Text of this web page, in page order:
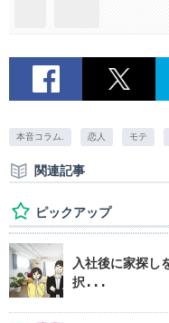
本音コラム. 恋人 モテ
関連記事
ピックアップ
入社後に家探し
択...